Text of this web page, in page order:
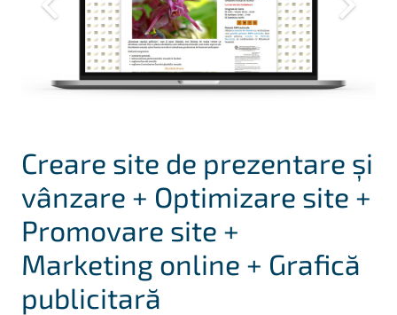
Creare site de prezentare și
vânzare + Optimizare site +
Promovare site +
Marketing online + Grafică
publicitară